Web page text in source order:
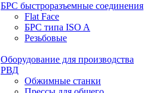
БРС быстроразъемные соединения
Flat Face
БРС типа ISO A
Резьбовые
Оборудование для производства
РВД
Обжимные станки